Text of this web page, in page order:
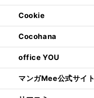
Cookie
Cocohana
office YOU
マンガMee公式サイト